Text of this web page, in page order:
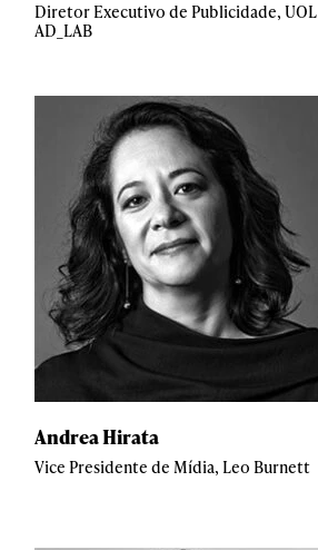
Diretor Executivo de Publicidade, UOL
AD_LAB
Andrea Hirata
Vice Presidente de Mídia, Leo Burnett